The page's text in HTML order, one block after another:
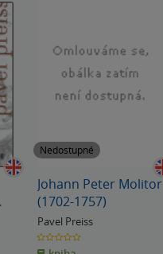
Nedostupné
Johann Peter Molitor
(1702-1757)
Pavel Preiss
0.0
z